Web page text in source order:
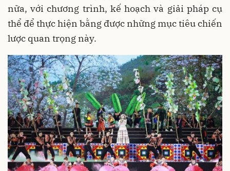
nữa, với chương trình, kế hoạch và giải pháp cụ
thể để thực hiện bằng được những mục tiêu chiến
lược quan trọng này.